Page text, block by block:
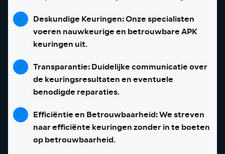
Deskundige Keuringen:Onze specialisten
voeren nauwkeurige en betrouwbare APK
keuringen uit.
Transparantie:Duidelijke communicatie over
de keuringsresultaten en eventuele
benodigde reparaties.
Efficiëntie en Betrouwbaarheid:We streven
naar efficiënte keuringen zonder in te boeten
op betrouwbaarheid.